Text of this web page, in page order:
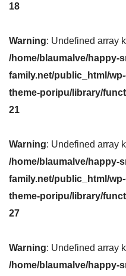
18
Warning: Undefined array
/home/blaumalve/happy-
family.net/public_html/
theme-poripu/library/
21
Warning: Undefined array
/home/blaumalve/happy-
family.net/public_html/
theme-poripu/library/
27
Warning: Undefined array
/home/blaumalve/happy-